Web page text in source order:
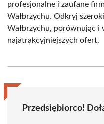
profesjonalne i zaufane
Wałbrzychu. Odkryj
Wałbrzychu, porównując i
najatrakcyjniejszych ofert.
Przedsiębiorco!